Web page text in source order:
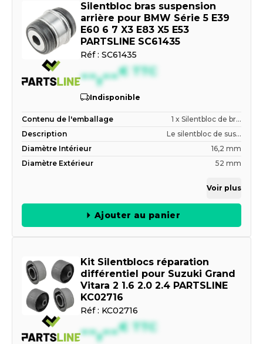
Silentbloc bras suspension
arrière pour BMW Série 5 E39
E60 6 7 X3 E83 X5 E53
PARTSLINE SC61435
Réf : SC61435
--,--€ TTC
Indisponible
Contenu de l'emballage
1 x Silentbloc de br...
Description
Le silentbloc de sus...
Diamètre Intérieur
16,2 mm
Diamètre Extérieur
52 mm
Voir plus
Ajouter au panier
Kit Silentblocs réparation
différentiel pour Suzuki Grand
Vitara 2 1.6 2.0 2.4 PARTSLINE
KC02716
Réf : KC02716
--,--€ TTC